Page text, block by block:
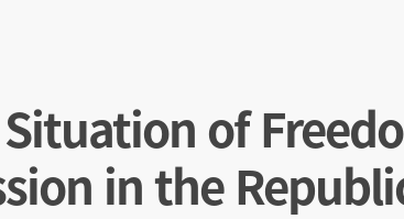
of
in the